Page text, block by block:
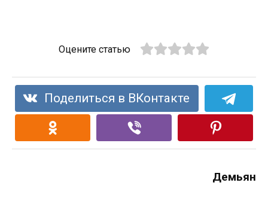
Оцените статью
Поделиться в ВКонтакте
Демьян